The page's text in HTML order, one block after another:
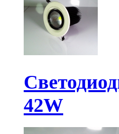
42W